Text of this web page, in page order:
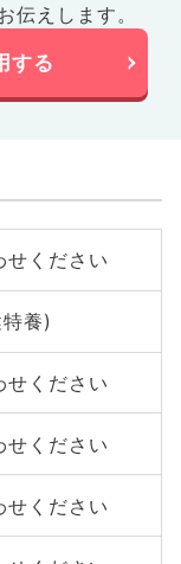
伝えします。
する
せください
養)
せください
せください
せください